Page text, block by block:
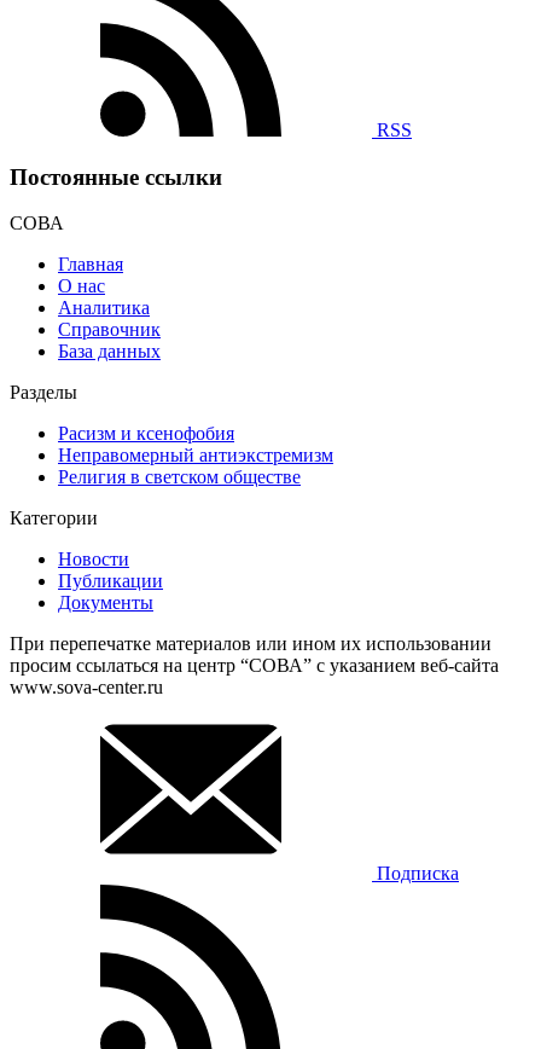
RSS
Постоянные ссылки
СОВА
Главная
О нас
Аналитика
Справочник
База данных
Разделы
Расизм и ксенофобия
Неправомерный антиэкстремизм
Религия в светском обществе
Категории
Новости
Публикации
Документы
При перепечатке материалов или ином их использовании
просим ссылаться на центр “СОВА” с указанием веб-сайта
www.sova-center.ru
Подписка